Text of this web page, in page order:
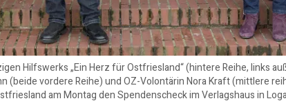
Hilfswerks „Ein Herz für Ostfriesland“ (hintere Reihe, links
(beide vordere Reihe) und OZ-Volontärin Nora Kraft (mittlere
am Montag den Spendenscheck im Verlagshaus in